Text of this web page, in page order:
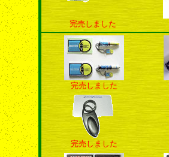
完売しました
完売しました
完売しました